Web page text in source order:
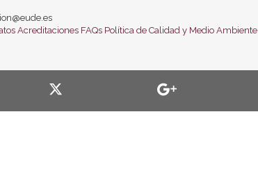
Acreditaciones FAQs Política de Calidad y Medio Ambiente